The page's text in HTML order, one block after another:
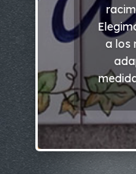
a los